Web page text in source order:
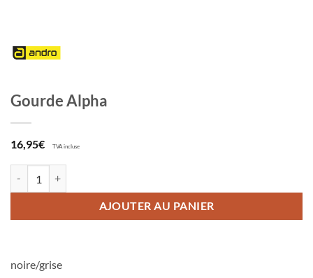
Gourde Alpha
16,95€ TVA incluse
AJOUTER AU PANIER
noire/grise